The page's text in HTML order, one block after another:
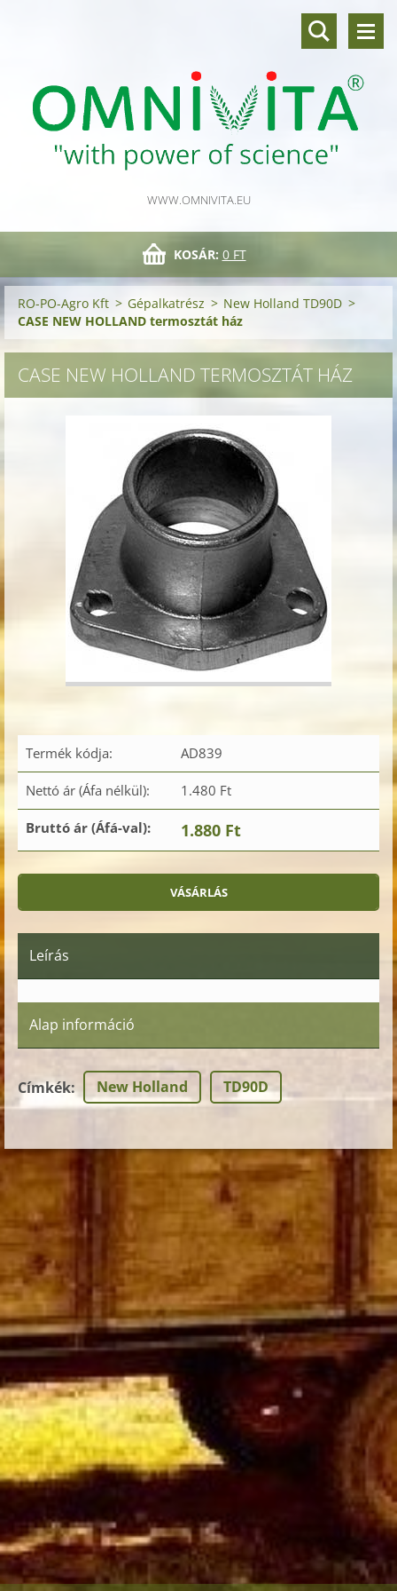
WWW.OMNIVITA.EU
KOSÁR: 0 FT
RO-PO-Agro Kft > Gépalkatrész > New Holland TD90D >
CASE NEW HOLLAND termosztát ház
CASE NEW HOLLAND TERMOSZTÁT HÁZ
Termék kódja: AD839
Nettó ár (Áfa nélkül): 1.480 Ft
Bruttó ár (Áfá-val): 1.880 Ft
Leírás
Alap információ
Címkék: New Holland TD90D